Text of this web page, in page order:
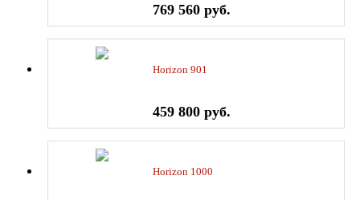
769 560 руб.
Horizon 901
459 800 руб.
Horizon 1000